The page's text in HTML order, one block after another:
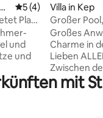
Bewertungen
Durchschnittliche
5 (4)
Platz
und
und
Villa in Kep
Großer
in den
Großes
Charme in
Lieben
Zwischen
bietet das
Terrassen
mit